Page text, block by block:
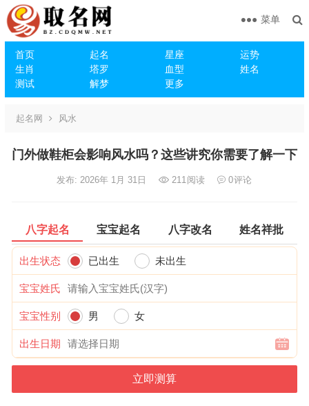
首页 起名 星座
运势
生肖
塔罗 血型
姓名
测试
解梦 更多
菜单
起名网 风水
门外做鞋柜会影响风水吗？这些讲究你需要了解一下
发布: 2026年 1月 31日 211阅读 0评论
八字起名 宝宝起名 八字改名 姓名祥批
出生状态 已出生 未出生
宝宝姓氏
宝宝性别 男 女
出生日期